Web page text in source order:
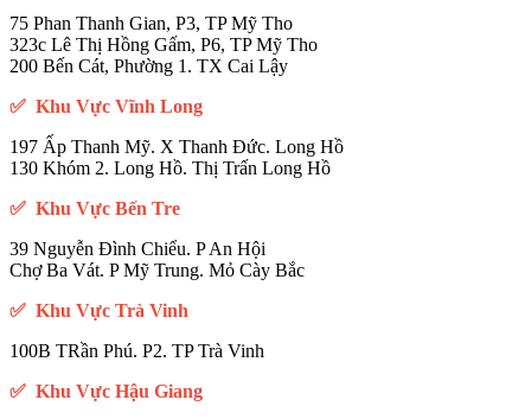
75 Phan Thanh Gian, P3, TP Mỹ Tho
323c Lê Thị Hồng Gấm, P6, TP Mỹ Tho
200 Bến Cát, Phường 1. TX Cai Lậy
✅ Khu Vực Vĩnh Long
197 Ấp Thanh Mỹ. X Thanh Đức. Long Hồ
130 Khóm 2. Long Hồ. Thị Trấn Long Hồ
✅ Khu Vực Bến Tre
39 Nguyễn Đình Chiểu. P An Hội
Chợ Ba Vát. P Mỹ Trung. Mỏ Cày Bắc
✅ Khu Vực Trà Vinh
100B TRần Phú. P2. TP Trà Vinh
✅ Khu Vực Hậu Giang